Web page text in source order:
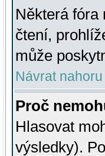
Některá fóra
čtení,
může
Návrat nahoru
Proč
Hlasovat
výsledky).